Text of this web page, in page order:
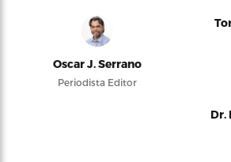
Oscar J. Serrano
Periodista Editor
Dr.